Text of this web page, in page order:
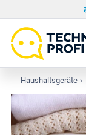
Haushaltsgeräte ›